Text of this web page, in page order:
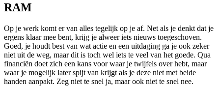
RAM
Op je werk komt er van alles tegelijk op je af. Net als je denkt dat je
ergens klaar mee bent, krijg je alweer iets nieuws toegeschoven.
Goed, je houdt best van wat actie en een uitdaging ga je ook zeker
niet uit de weg, maar dit is toch wel iets te veel van het goede. Qua
financiën doet zich een kans voor waar je twijfels over hebt, maar
waar je mogelijk later spijt van krijgt als je deze niet met beide
handen aanpakt. Zeg niet te snel ja, maar ook niet te snel nee.